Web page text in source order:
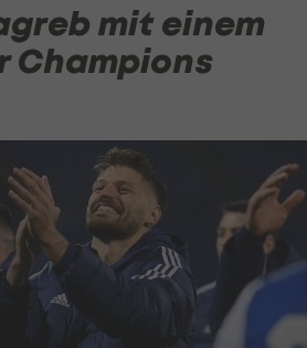
mit einem
Champions